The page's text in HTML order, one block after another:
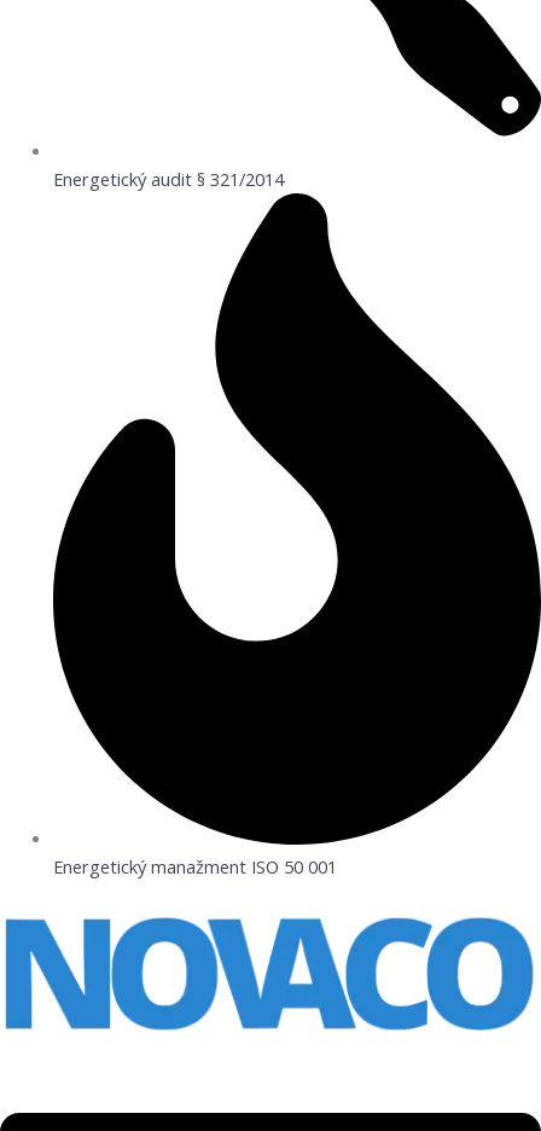
Energetický audit § 321/2014
Energetický manažment ISO 50 001